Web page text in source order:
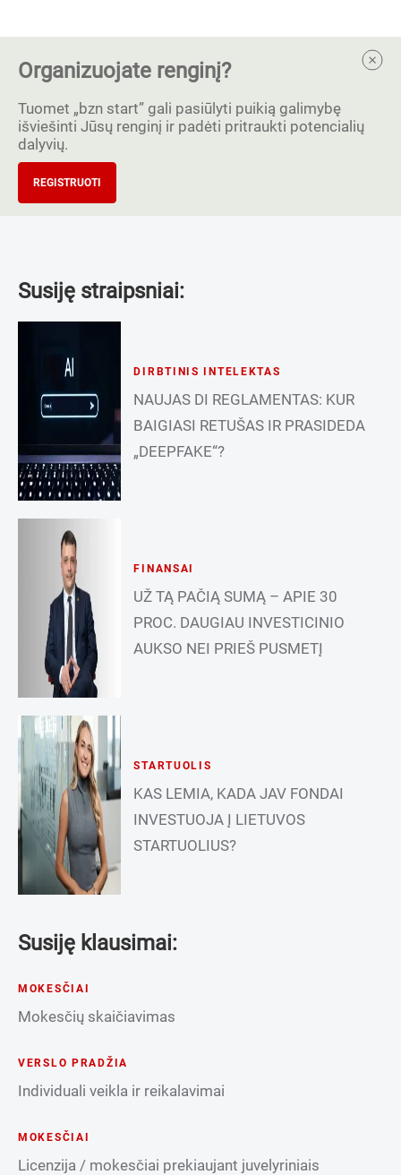
Organizuojate renginį?
Tuomet „bzn start” gali pasiūlyti puikią galimybę
išviešinti Jūsų renginį ir padėti pritraukti potencialių
dalyvių.
REGISTRUOTI
Susiję straipsniai:
DIRBTINIS INTELEKTAS
NAUJAS DI REGLAMENTAS: KUR
BAIGIASI RETUŠAS IR PRASIDEDA
„DEEPFAKE“?
FINANSAI
UŽ TĄ PAČIĄ SUMĄ – APIE 30
PROC. DAUGIAU INVESTICINIO
AUKSO NEI PRIEŠ PUSMETĮ
STARTUOLIS
KAS LEMIA, KADA JAV FONDAI
INVESTUOJA Į LIETUVOS
STARTUOLIUS?
Susiję klausimai:
MOKESČIAI
Mokesčių skaičiavimas
VERSLO PRADŽIA
Individuali veikla ir reikalavimai
MOKESČIAI
Licenzija / mokesčiai prekiaujant juvelyriniais